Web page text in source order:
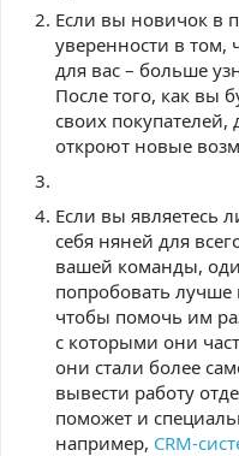
Если вы новичок в
уверенности в том,
для вас – больше
После того, как вы
своих
откроют новые
Если вы являетесь
себя няней для
вашей команды,
попробовать лучше
чтобы помочь им
с которыми они
они стали более
вывести работу
поможет и
например, CRM-